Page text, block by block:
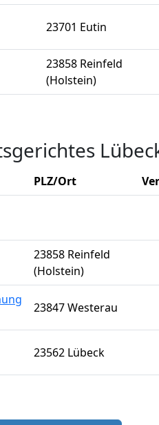
23701 Eutin
23858 Reinfeld
(Holstein)
PLZ/Ort
23858 Reinfeld
(Holstein)
23847 Westerau
23562 Lübeck